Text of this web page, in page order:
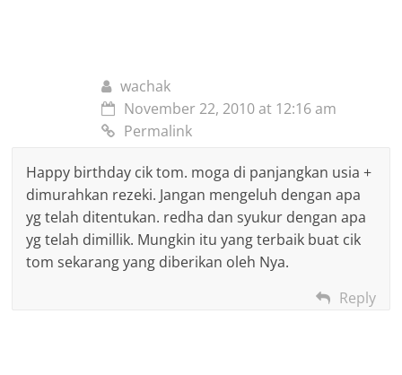
wachak
November 22, 2010 at 12:16 am
Permalink
Happy birthday cik tom. moga di panjangkan usia +
dimurahkan rezeki. Jangan mengeluh dengan apa
yg telah ditentukan. redha dan syukur dengan apa
yg telah dimillik. Mungkin itu yang terbaik buat cik
tom sekarang yang diberikan oleh Nya.
Reply